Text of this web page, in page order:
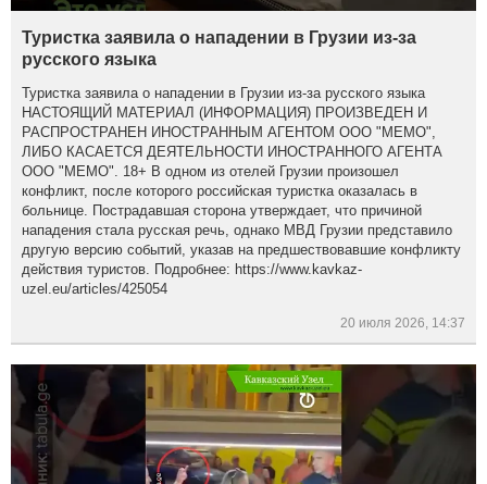
Туристка заявила о нападении в Грузии из-за
русского языка
Туристка заявила о нападении в Грузии из-за русского языка
НАСТОЯЩИЙ МАТЕРИАЛ (ИНФОРМАЦИЯ) ПРОИЗВЕДЕН И
РАСПРОСТРАНЕН ИНОСТРАННЫМ АГЕНТОМ ООО "МЕМО",
ЛИБО КАСАЕТСЯ ДЕЯТЕЛЬНОСТИ ИНОСТРАННОГО АГЕНТА
ООО "МЕМО". 18+ В одном из отелей Грузии произошел
конфликт, после которого российская туристка оказалась в
больнице. Пострадавшая сторона утверждает, что причиной
нападения стала русская речь, однако МВД Грузии представило
другую версию событий, указав на предшествовавшие конфликту
действия туристов. Подробнее: https://www.kavkaz-
uzel.eu/articles/425054
20 июля 2026, 14:37